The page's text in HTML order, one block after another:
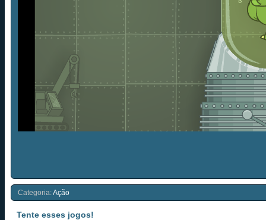
Categoria:Ação
Tente esses jogos!